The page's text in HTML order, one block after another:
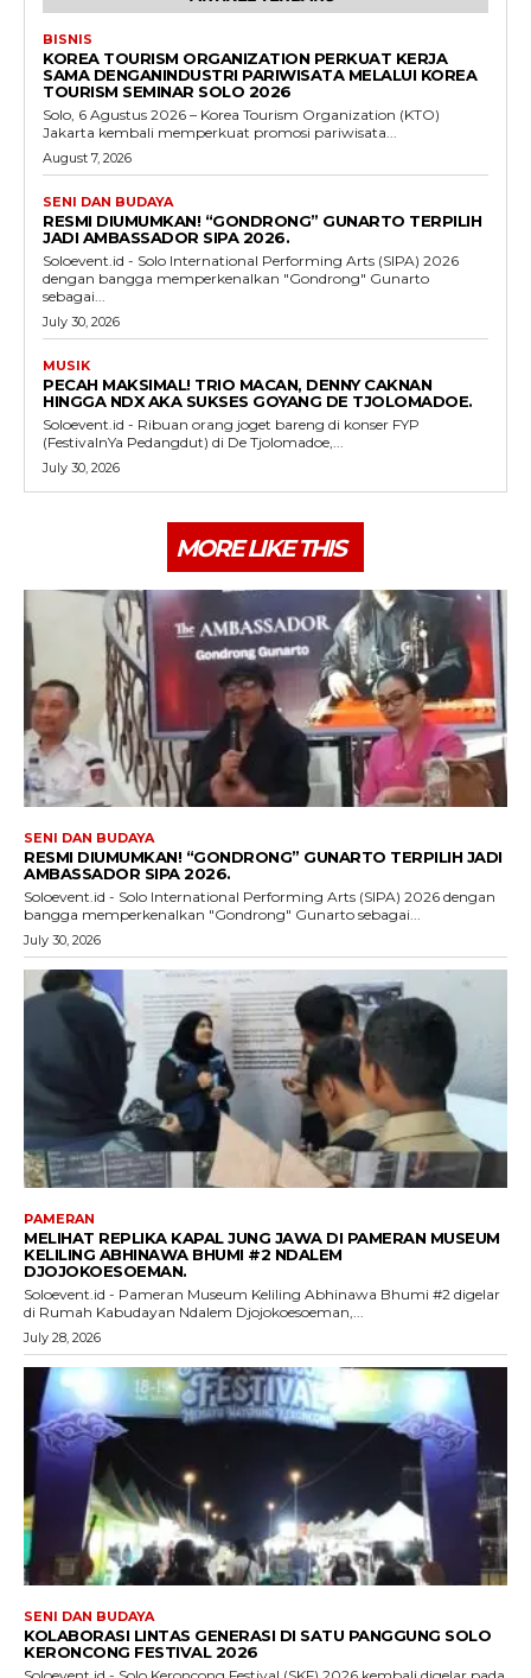
BISNIS
KOREA TOURISM ORGANIZATION PERKUAT KERJA
SAMA DENGANINDUSTRI PARIWISATA MELALUI KOREA
TOURISM SEMINAR SOLO 2026
Solo, 6 Agustus 2026 – Korea Tourism Organization (KTO)
Jakarta kembali memperkuat promosi pariwisata...
August 7, 2026
SENI DAN BUDAYA
RESMI DIUMUMKAN! “GONDRONG” GUNARTO TERPILIH
JADI AMBASSADOR SIPA 2026.
Soloevent.id - Solo International Performing Arts (SIPA) 2026
dengan bangga memperkenalkan "Gondrong" Gunarto
sebagai...
July 30, 2026
MUSIK
PECAH MAKSIMAL! TRIO MACAN, DENNY CAKNAN
HINGGA NDX AKA SUKSES GOYANG DE TJOLOMADOE.
Soloevent.id - Ribuan orang joget bareng di konser FYP
(FestivalnYa Pedangdut) di De Tjolomadoe,...
July 30, 2026
MORE LIKE THIS
SENI DAN BUDAYA
RESMI DIUMUMKAN! “GONDRONG” GUNARTO TERPILIH JADI
AMBASSADOR SIPA 2026.
Soloevent.id - Solo International Performing Arts (SIPA) 2026 dengan
bangga memperkenalkan "Gondrong" Gunarto sebagai...
July 30, 2026
PAMERAN
MELIHAT REPLIKA KAPAL JUNG JAWA DI PAMERAN MUSEUM
KELILING ABHINAWA BHUMI #2 NDALEM
DJOJOKOESOEMAN.
Soloevent.id - Pameran Museum Keliling Abhinawa Bhumi #2 digelar
di Rumah Kabudayan Ndalem Djojokoesoeman,...
July 28, 2026
SENI DAN BUDAYA
KOLABORASI LINTAS GENERASI DI SATU PANGGUNG SOLO
KERONCONG FESTIVAL 2026